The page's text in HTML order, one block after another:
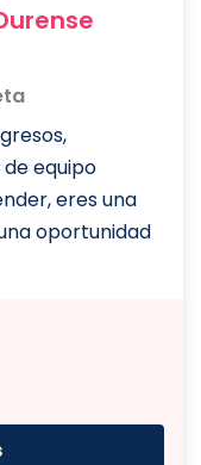
equipo
eres una
oportunidad